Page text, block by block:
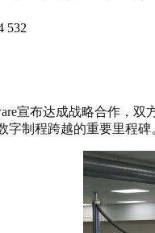
532
宣布达成战略合作，
制程跨越的重要里程碑